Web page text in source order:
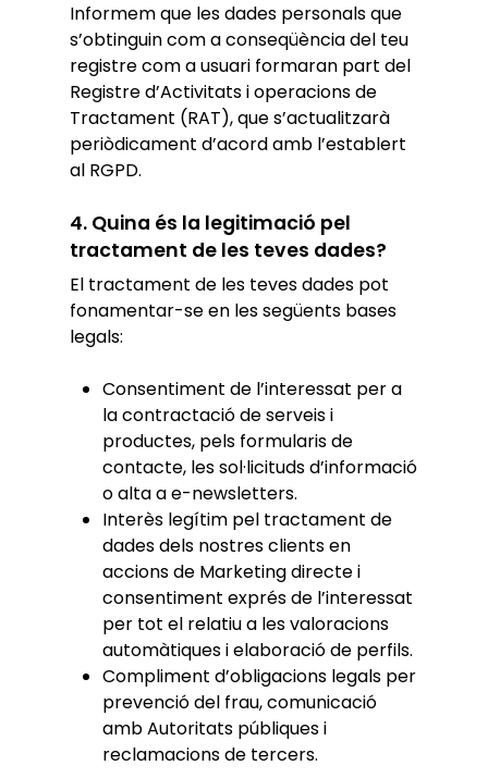
Informem que les dades personals que
s’obtinguin com a conseqüència del teu
registre com a usuari formaran part del
Registre d’Activitats i operacions de
Tractament (RAT), que s’actualitzarà
periòdicament d’acord amb l’establert
al RGPD.
4. Quina és la legitimació pel
tractament de les teves dades?
El tractament de les teves dades pot
fonamentar-se en les següents bases
legals:
Consentiment de l’interessat per a
la contractació de serveis i
productes, pels formularis de
contacte, les sol·licituds d’informació
o alta a e-newsletters.
Interès legítim pel tractament de
dades dels nostres clients en
accions de Marketing directe i
consentiment exprés de l’interessat
per tot el relatiu a les valoracions
automàtiques i elaboració de perfils.
Compliment d’obligacions legals per
prevenció del frau, comunicació
amb Autoritats públiques i
reclamacions de tercers.